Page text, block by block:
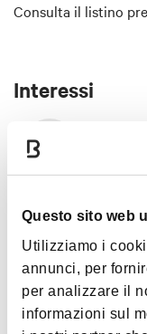
Questo sito web
Utilizziamo i
annunci, per
per analizzare il
informazioni sul
Consulta il listino
Interessi